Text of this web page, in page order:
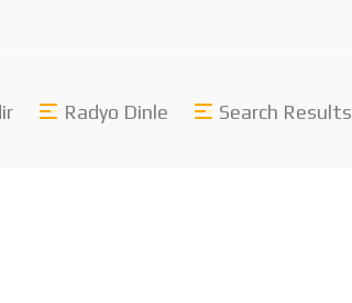
Radyo Dinle Search Results